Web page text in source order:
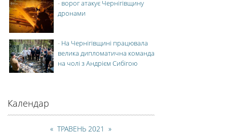
- ворог атакує Чернігівщину
дронами
- На Чернігівщині працювала
велика дипломатична команда
на чолі з Андрієм Сибігою
Календар
« ТРАВЕНЬ 2021 »